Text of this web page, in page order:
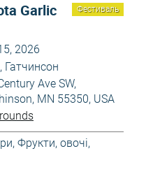
Фестиваль
Garlic
2026
Ave SW,
MN 55350, USA
, Фрукти, овочі,